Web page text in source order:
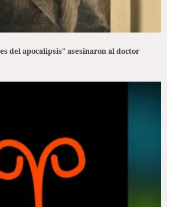
del apocalipsis" asesinaron al doctor